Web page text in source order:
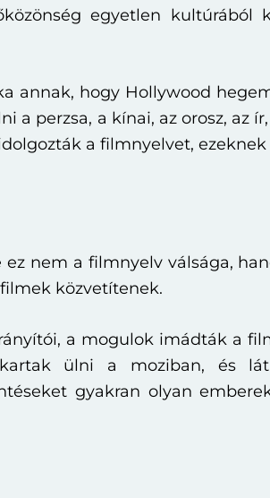
egyetlen kultúrából
annak, hogy Hollywood
perzsa, a kínai, az orosz, az
a filmnyelvet,
nem a filmnyelv válsága,
közvetítenek.
a mogulok imádták a
ülni a moziban, és
gyakran olyan